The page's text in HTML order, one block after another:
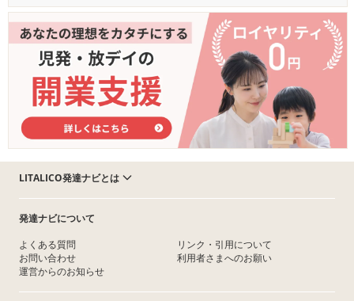
LITALICO発達ナビとは
発達ナビについて
よくある質問
お問い合わせ
運営からのお知らせ
リンク・引用について
利用者さまへのお願い